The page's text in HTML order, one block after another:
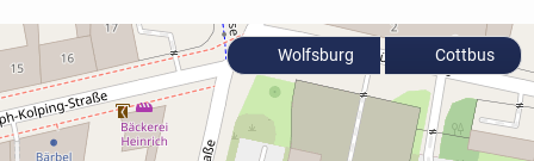
Wolfsburg Cottbus